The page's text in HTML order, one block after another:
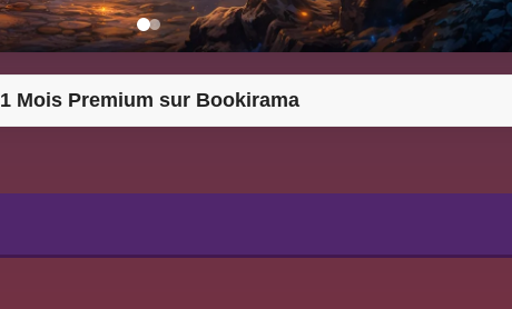
1 Mois Premium sur Bookirama